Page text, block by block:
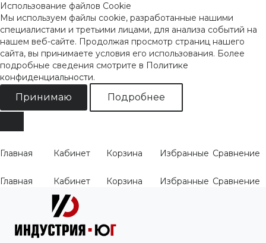
Использование файлов Cookie
Мы используем файлы cookie, разработанные нашими
специалистами и третьими лицами, для анализа событий на
нашем веб-сайте. Продолжая просмотр страниц нашего
сайта, вы принимаете условия его использования. Более
подробные сведения смотрите в Политике
конфиденциальности.
Принимаю Подробнее
Главная Кабинет Корзина Избранные Сравнение
Главная Кабинет Корзина Избранные Сравнение